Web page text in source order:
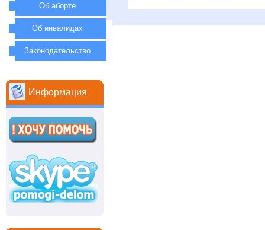
Об аборте
Об инвалидах
Законодательство
Информация